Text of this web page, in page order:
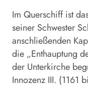
Im Querschiff ist
seiner Schwester
anschließenden
die „Enthauptung
der Unterkirche
Innozenz III. (1161